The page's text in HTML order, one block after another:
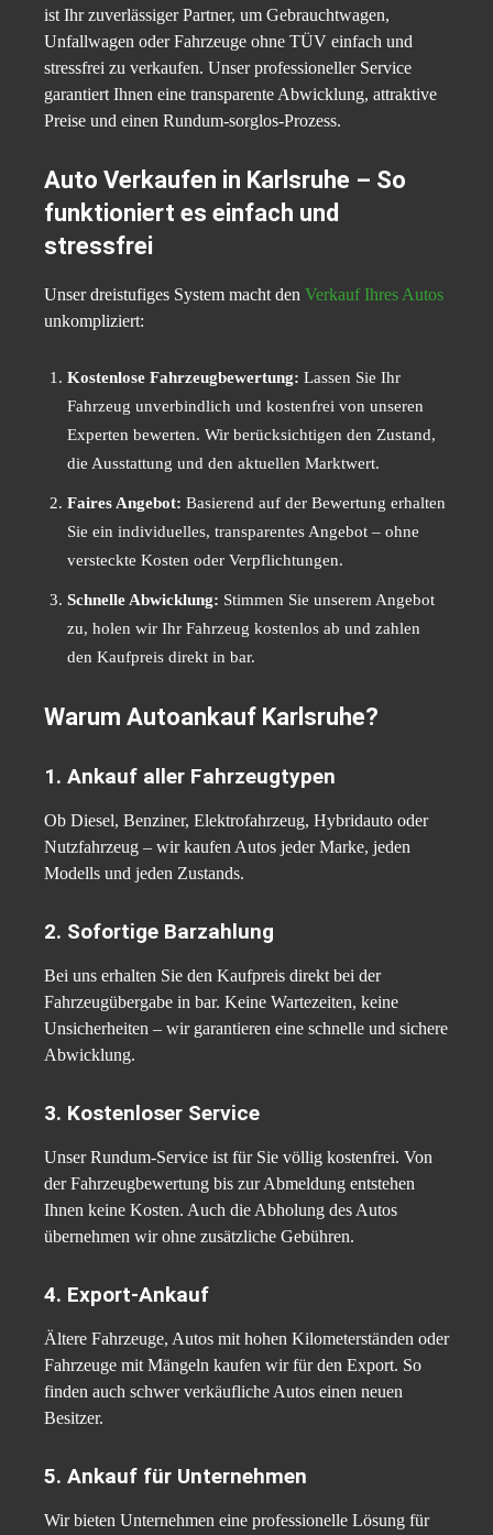
ist Ihr zuverlässiger Partner, um Gebrauchtwagen,
Unfallwagen oder Fahrzeuge ohne TÜV einfach und
stressfrei zu verkaufen. Unser professioneller Service
garantiert Ihnen eine transparente Abwicklung, attraktive
Preise und einen Rundum-sorglos-Prozess.
Auto Verkaufen in Karlsruhe – So
funktioniert es einfach und
stressfrei
Unser dreistufiges System macht den Verkauf Ihres Autos
unkompliziert:
Kostenlose Fahrzeugbewertung: Lassen Sie Ihr
Fahrzeug unverbindlich und kostenfrei von unseren
Experten bewerten. Wir berücksichtigen den Zustand,
die Ausstattung und den aktuellen Marktwert.
Faires Angebot: Basierend auf der Bewertung erhalten
Sie ein individuelles, transparentes Angebot – ohne
versteckte Kosten oder Verpflichtungen.
Schnelle Abwicklung: Stimmen Sie unserem Angebot
zu, holen wir Ihr Fahrzeug kostenlos ab und zahlen
den Kaufpreis direkt in bar.
Warum Autoankauf Karlsruhe?
1. Ankauf aller Fahrzeugtypen
Ob Diesel, Benziner, Elektrofahrzeug, Hybridauto oder
Nutzfahrzeug – wir kaufen Autos jeder Marke, jeden
Modells und jeden Zustands.
2. Sofortige Barzahlung
Bei uns erhalten Sie den Kaufpreis direkt bei der
Fahrzeugübergabe in bar. Keine Wartezeiten, keine
Unsicherheiten – wir garantieren eine schnelle und sichere
Abwicklung.
3. Kostenloser Service
Unser Rundum-Service ist für Sie völlig kostenfrei. Von
der Fahrzeugbewertung bis zur Abmeldung entstehen
Ihnen keine Kosten. Auch die Abholung des Autos
übernehmen wir ohne zusätzliche Gebühren.
4. Export-Ankauf
Ältere Fahrzeuge, Autos mit hohen Kilometerständen oder
Fahrzeuge mit Mängeln kaufen wir für den Export. So
finden auch schwer verkäufliche Autos einen neuen
Besitzer.
5. Ankauf für Unternehmen
Wir bieten Unternehmen eine professionelle Lösung für